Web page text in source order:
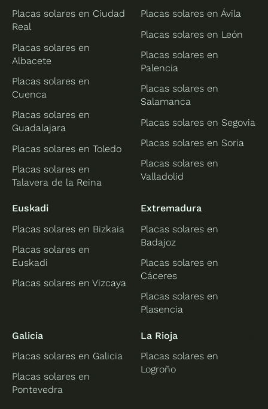
Placas solares en Ciudad
Real
Placas solares en
Albacete
Placas solares en
Cuenca
Placas solares en
Guadalajara
Placas solares en Toledo
Placas solares en
Talavera de la Reina
Placas solares en Ávila
Placas solares en León
Placas solares en
Palencia
Placas solares en
Salamanca
Placas solares en Segovia
Placas solares en Soria
Placas solares en
Valladolid
Euskadi
Placas solares en Bizkaia
Placas solares en
Euskadi
Placas solares en Vizcaya
Extremadura
Placas solares en
Badajoz
Placas solares en
Cáceres
Placas solares en
Plasencia
Galicia
Placas solares en Galicia
Placas solares en
Pontevedra
La Rioja
Placas solares en
Logroño